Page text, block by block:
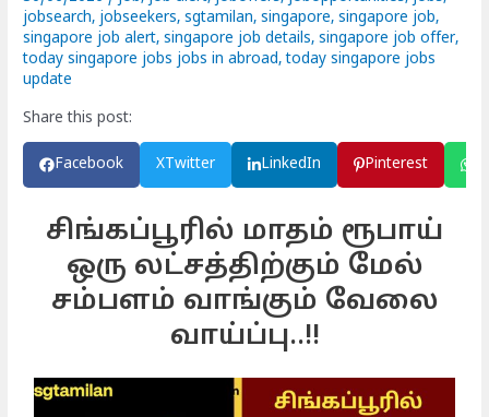
jobsearch, jobseekers,sgtamilan,singapore,singapore job,
singapore job alert,singapore job details,singapore job offer,
today singapore jobs jobs in abroad,today singapore jobs
update
Share this post:
Facebook XTwitter LinkedIn Pinterest
சிங்கப்பூரில் மாதம் ரூபாய்
ஒரு லட்சத்திற்கும் மேல்
சம்பளம் வாங்கும் வேலை
வாய்ப்பு..!!